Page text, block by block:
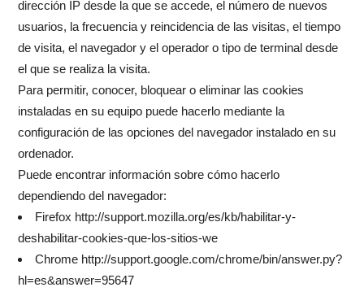
dirección IP desde la que se accede, el número de nuevos
usuarios, la frecuencia y reincidencia de las visitas, el tiempo
de visita, el navegador y el operador o tipo de terminal desde
el que se realiza la visita.
Para permitir, conocer, bloquear o eliminar las cookies
instaladas en su equipo puede hacerlo mediante la
configuración de las opciones del navegador instalado en su
ordenador.
Puede encontrar información sobre cómo hacerlo
dependiendo del navegador:
Firefox http://support.mozilla.org/es/kb/habilitar-y-
deshabilitar-cookies-que-los-sitios-we
Chrome http://support.google.com/chrome/bin/answer.py?
hl=es&answer=95647